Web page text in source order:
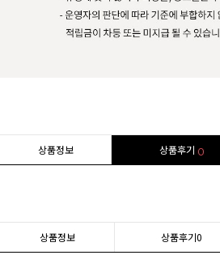
상품정보 상품후기 0
상품정보 상품후기0